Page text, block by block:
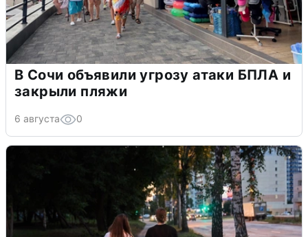
В Сочи объявили угрозу атаки БПЛА и
закрыли пляжи
6 августа 0